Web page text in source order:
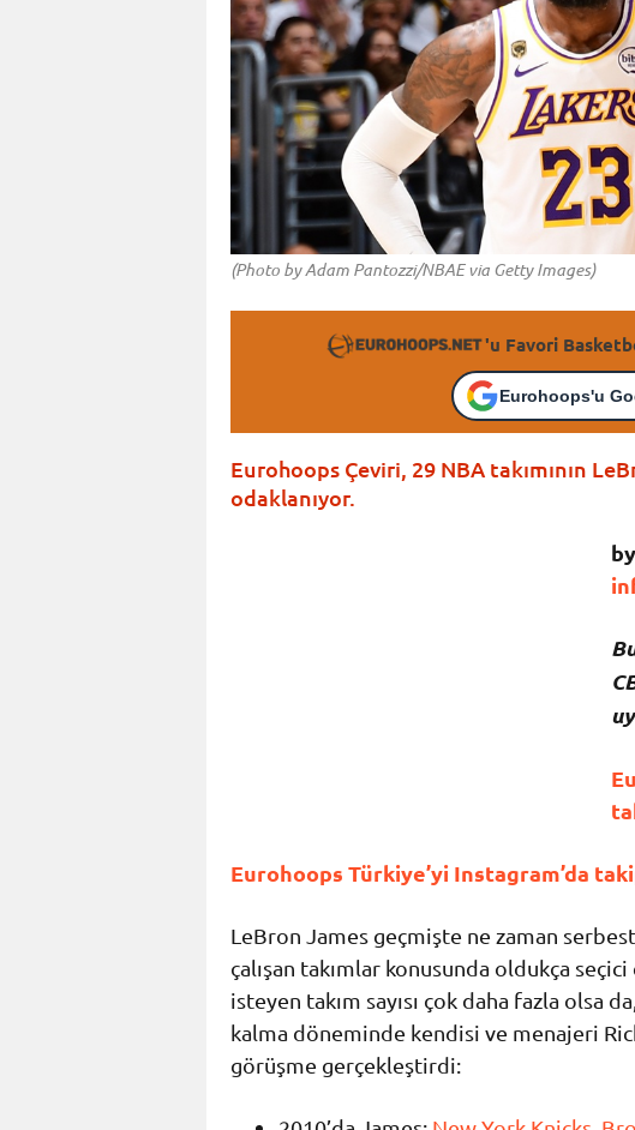
(Photo by Adam Pantozzi/NBAE via Getty Images)
'u Favori
Eurohoops'u
Eurohoops Çeviri, 29 NBA takımının
odaklanıyor.
Eurohoops Türkiye’yi Instagram’da
LeBron James geçmişte ne zaman
çalışan takımlar konusunda oldukça
isteyen takım sayısı çok daha fazla olsa
kalma döneminde kendisi ve menajeri
görüşme gerçekleştirdi: